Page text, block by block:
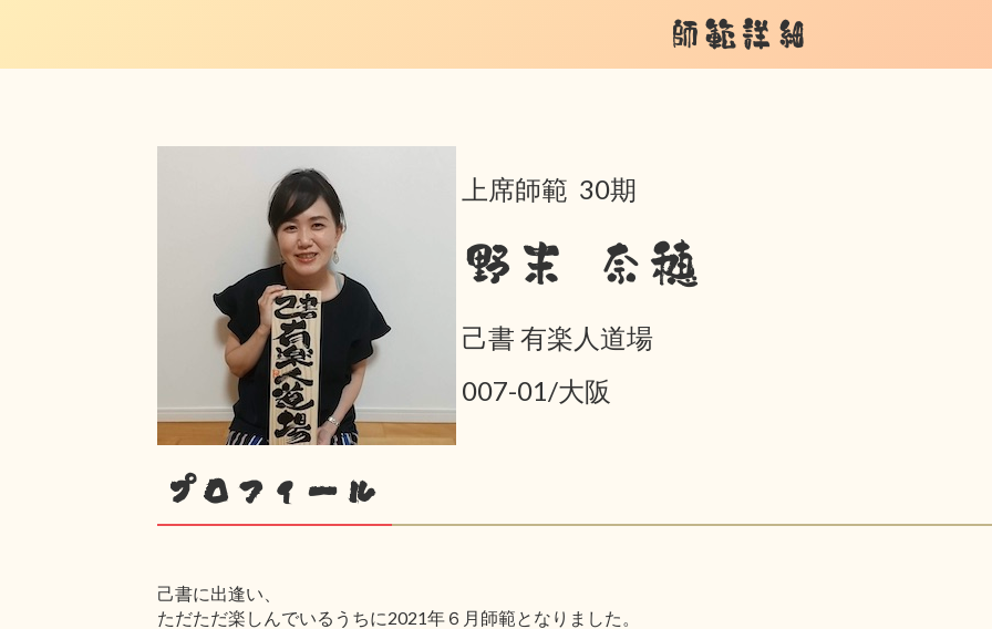
師範詳細
上席師範 30期
野末 奈穂
己書 有楽人道場
007-01/大阪
プロフィール
己書に出逢い、
ただただ楽しんでいるうちに2021年６月師範となりました。